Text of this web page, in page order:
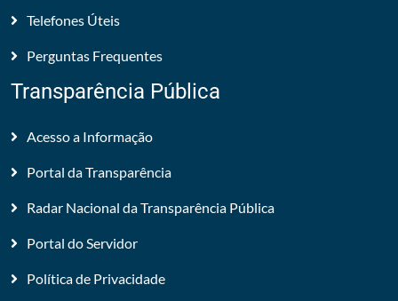
Telefones Úteis
Perguntas Frequentes
Transparência Pública
Acesso a Informação
Portal da Transparência
Radar Nacional da Transparência Pública
Portal do Servidor
Política de Privacidade